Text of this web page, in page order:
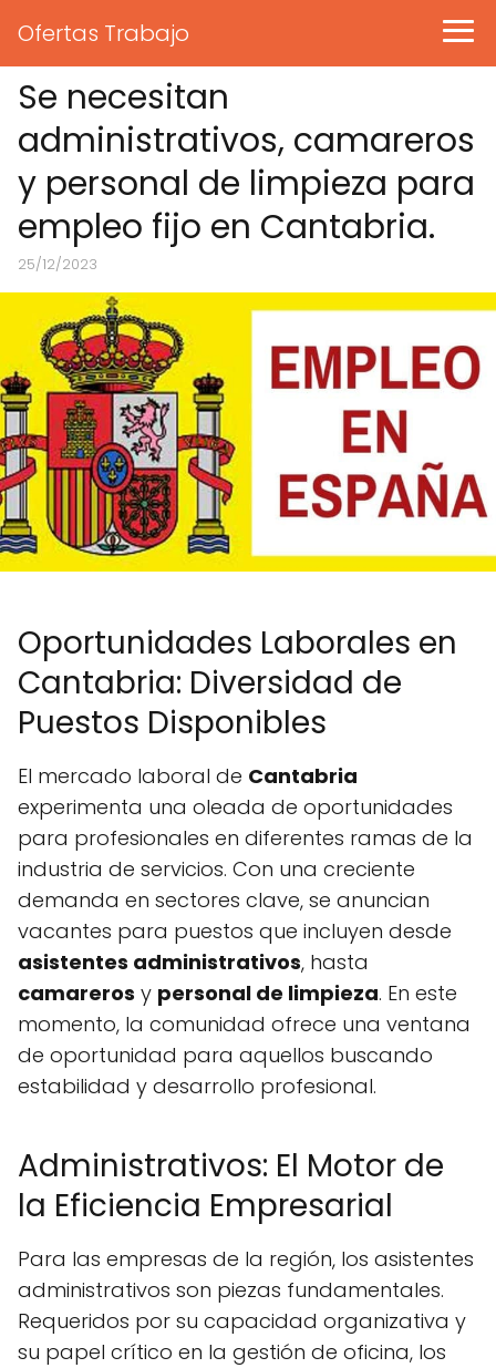
Ofertas Trabajo
Se necesitan
administrativos, camareros
y personal de limpieza para
empleo fijo en Cantabria.
25/12/2023
Oportunidades Laborales en
Cantabria: Diversidad de
Puestos Disponibles
El mercado laboral de Cantabria
experimenta una oleada de oportunidades
para profesionales en diferentes ramas de la
industria de servicios. Con una creciente
demanda en sectores clave, se anuncian
vacantes para puestos que incluyen desde
asistentes administrativos, hasta
camareros y personal de limpieza. En este
momento, la comunidad ofrece una ventana
de oportunidad para aquellos buscando
estabilidad y desarrollo profesional.
Administrativos: El Motor de
la Eficiencia Empresarial
Para las empresas de la región, los asistentes
administrativos son piezas fundamentales.
Requeridos por su capacidad organizativa y
su papel crítico en la gestión de oficina, los